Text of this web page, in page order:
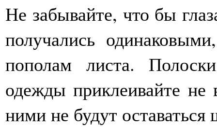
Не забывайте, что бы
получались
пополам листа.
одежды приклеивайте не
ними не будут оставаться